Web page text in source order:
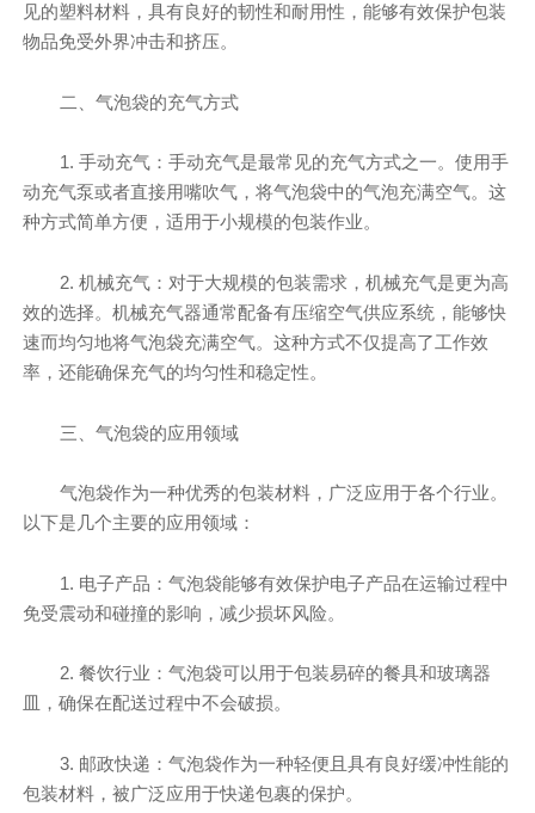
见的塑料材料，具有良好的韧性和耐用性，能够有效保护包装
物品免受外界冲击和挤压。
二、气泡袋的充气方式
1. 手动充气：手动充气是最常见的充气方式之一。使用手
动充气泵或者直接用嘴吹气，将气泡袋中的气泡充满空气。这
种方式简单方便，适用于小规模的包装作业。
2. 机械充气：对于大规模的包装需求，机械充气是更为高
效的选择。机械充气器通常配备有压缩空气供应系统，能够快
速而均匀地将气泡袋充满空气。这种方式不仅提高了工作效
率，还能确保充气的均匀性和稳定性。
三、气泡袋的应用领域
气泡袋作为一种优秀的包装材料，广泛应用于各个行业。
以下是几个主要的应用领域：
1. 电子产品：气泡袋能够有效保护电子产品在运输过程中
免受震动和碰撞的影响，减少损坏风险。
2. 餐饮行业：气泡袋可以用于包装易碎的餐具和玻璃器
皿，确保在配送过程中不会破损。
3. 邮政快递：气泡袋作为一种轻便且具有良好缓冲性能的
包装材料，被广泛应用于快递包裹的保护。